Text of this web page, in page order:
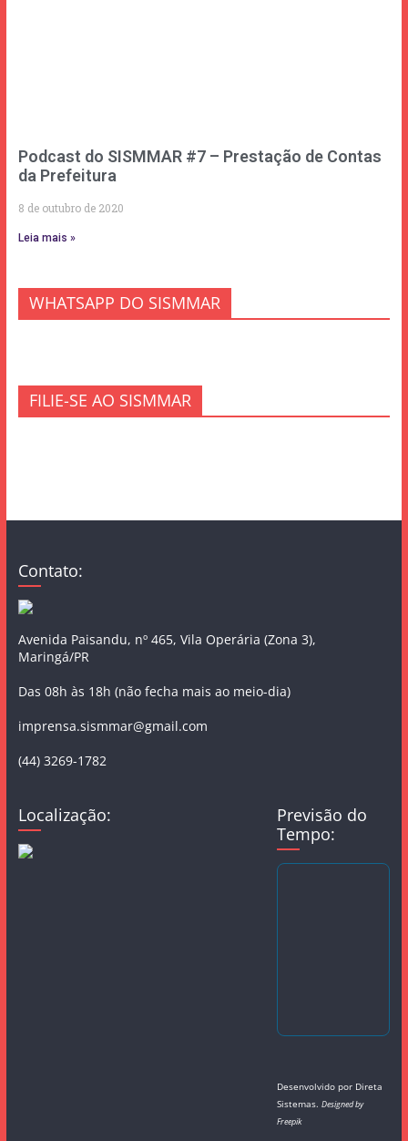
Podcast do SISMMAR #7 – Prestação de Contas
da Prefeitura
8 de outubro de 2020
Leia mais »
WHATSAPP DO SISMMAR
FILIE-SE AO SISMMAR
Contato:
Avenida Paisandu, nº 465, Vila Operária (Zona 3),
Maringá/PR
Das 08h às 18h (não fecha mais ao meio-dia)
imprensa.sismmar@gmail.com
(44) 3269-1782
Localização:
Previsão do
Tempo:
Desenvolvido por Direta
Sistemas.Designed by
Freepik